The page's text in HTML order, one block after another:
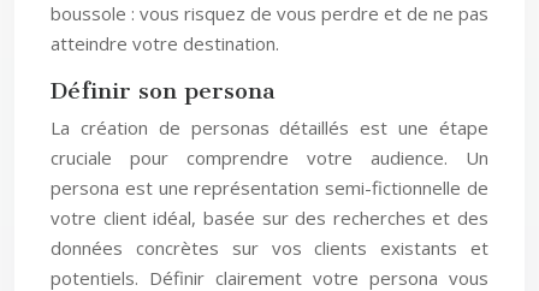
boussole : vous risquez de vous perdre et de ne pas
atteindre votre destination.
Définir son persona
La création de personas détaillés est une étape
cruciale pour comprendre votre audience. Un
persona est une représentation semi-fictionnelle de
votre client idéal, basée sur des recherches et des
données concrètes sur vos clients existants et
potentiels. Définir clairement votre persona vous